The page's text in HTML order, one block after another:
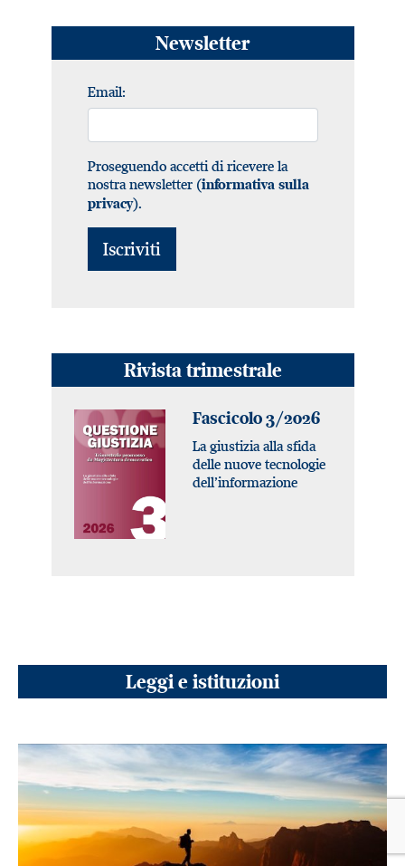
Newsletter
Email:
Proseguendo accetti di ricevere la
nostra newsletter (informativa sulla
privacy).
Rivista trimestrale
Fascicolo 3/2026
La giustizia alla sfida
delle nuove tecnologie
dell’informazione
Leggi e istituzioni